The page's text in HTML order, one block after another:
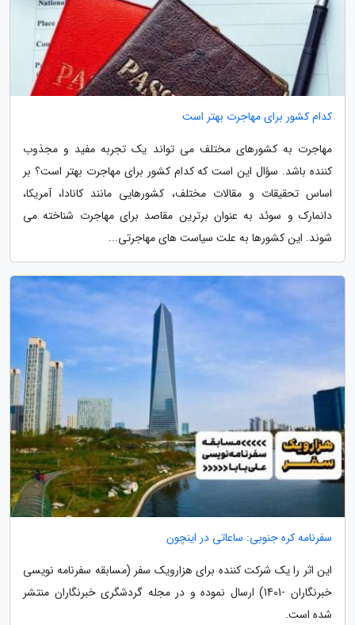
کدام کشور برای مهاجرت بهتر است
مهاجرت به کشورهای مختلف می تواند یک تجربه مفید و مجذوب
کننده باشد. سؤال این است که کدام کشور برای مهاجرت بهتر است؟ بر
اساس تحقیقات و مقالات مختلف، کشورهایی مانند کانادا، آمریکا،
دانمارک و سوئد به عنوان برترین مقاصد برای مهاجرت شناخته می
شوند. این کشورها به علت سیاست های مهاجرتی...
سفرنامه کره جنوبی: ساعاتی در اینچون
این اثر را یک شرکت کننده برای هزارویک سفر (مسابقه سفرنامه نویسی
خبرنگاران -1401) ارسال نموده و در مجله گردشگری خبرنگاران منتشر
شده است.